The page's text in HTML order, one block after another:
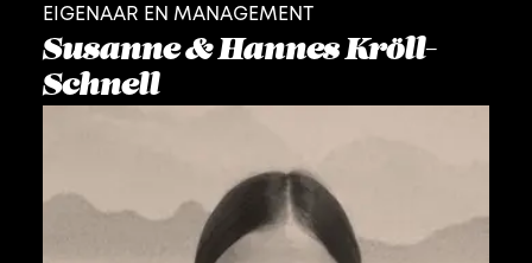
EIGENAAR EN MANAGEMENT
Susanne & Hannes Kröll-
Schnell